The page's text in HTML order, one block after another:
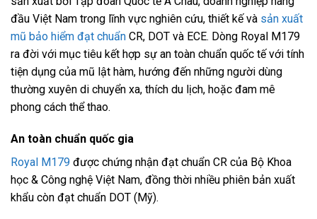
đầu Việt Nam trong lĩnh vực nghiên cứu, thiết kế và sản xuất
mũ bảo hiểm đạt chuẩn CR, DOT và ECE. Dòng Royal M179
ra đời với mục tiêu kết hợp sự an toàn chuẩn quốc tế với tính
tiện dụng của mũ lật hàm, hướng đến những người dùng
thường xuyên di chuyển xa, thích du lịch, hoặc đam mê
phong cách thể thao.
An toàn chuẩn quốc gia
Royal M179 được chứng nhận đạt chuẩn CR của Bộ Khoa
học & Công nghệ Việt Nam, đồng thời nhiều phiên bản xuất
khẩu còn đạt chuẩn DOT (Mỹ).